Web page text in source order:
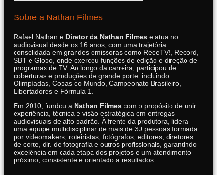
Sobre a Nathan Filmes
Rafael Nathan é Diretor da Nathan Filmes e atua no
audiovisual desde os 16 anos, com uma trajetória
consolidada em grandes emissoras como RedeTV!, Record,
SBT e Globo, onde exerceu funções de edição e direção de
programas de TV. Ao longo da carreira, participou de
coberturas e produções de grande porte, incluindo
Olimpíadas, Copas do Mundo, Campeonato Brasileiro,
Libertadores e Fórmula 1.
Em 2010, fundou a Nathan Filmes com o propósito de unir
experiência, técnica e visão estratégica em entregas
audiovisuais de alto padrão. À frente da produtora, lidera
uma equipe multidisciplinar de mais de 30 pessoas formada
por videomakers, roteiristas, fotógrafos, editores, diretores
de corte, dir. de fotografia e outros profissionais, garantindo
excelência em cada etapa dos projetos e um atendimento
próximo, consistente e orientado a resultados.